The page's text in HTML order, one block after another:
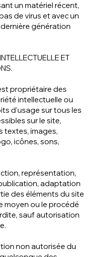
un matériel récent,
de virus et avec un
génération
ET
propriétaire des
intellectuelle ou
d’usage sur tous les
sur le site,
textes, images,
icônes, sons,
représentation,
adaptation
des éléments du site
moyen ou le procédé
sauf autorisation
non autorisée du